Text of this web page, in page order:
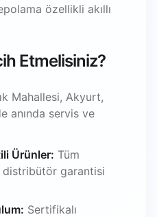
özellikli akıllı
Etmelisiniz?
Mahallesi, Akyurt,
anında servis ve
Ürünler: Tüm
distribütör garantisi
Sertifikalı